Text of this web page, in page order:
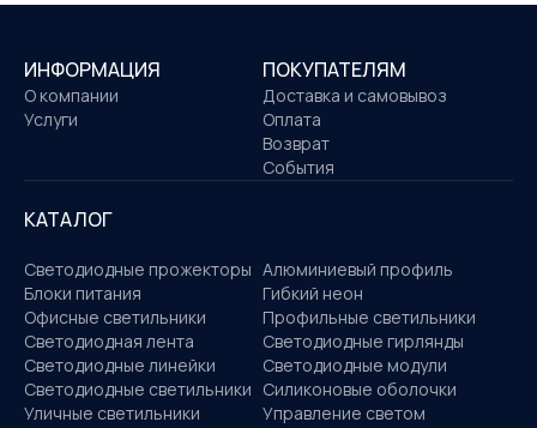
ИНФОРМАЦИЯ
О компании
Услуги
ПОКУПАТЕЛЯМ
Доставка и самовывоз
Оплата
Возврат
События
КАТАЛОГ
Светодиодные прожекторы Алюминиевый профиль
Блоки питания
Гибкий неон
Офисные светильники
Профильные светильники
Светодиодная лента
Светодиодные гирлянды
Светодиодные линейки
Светодиодные модули
Светодиодные светильники Силиконовые оболочки
Уличные светильники
Управление светом